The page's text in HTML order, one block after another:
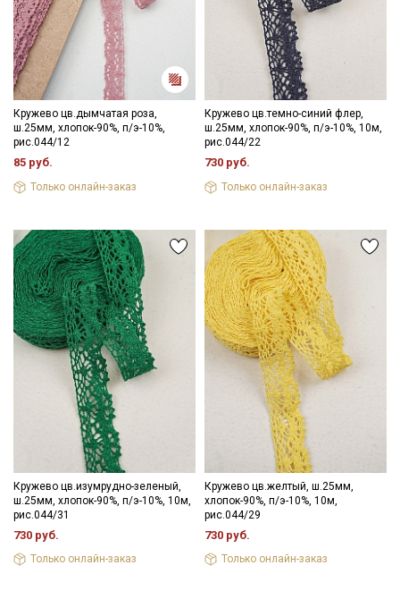
Кружево цв.дымчатая роза,
ш.25мм, хлопок-90%, п/э-10%,
рис.044/12
85 руб.
Только онлайн-заказ
Кружево цв.темно-синий флер,
ш.25мм, хлопок-90%, п/э-10%, 10м,
рис.044/22
730 руб.
Только онлайн-заказ
Кружево цв.изумрудно-зеленый,
ш.25мм, хлопок-90%, п/э-10%, 10м,
рис.044/31
730 руб.
Только онлайн-заказ
Кружево цв.желтый, ш.25мм,
хлопок-90%, п/э-10%, 10м,
рис.044/29
730 руб.
Только онлайн-заказ